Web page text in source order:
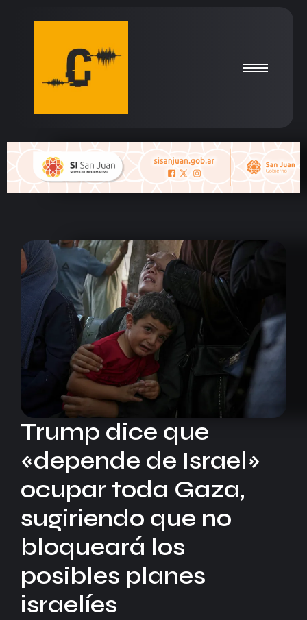
Trump dice que
«depende de Israel»
ocupar toda Gaza,
sugiriendo que no
bloqueará los
posibles planes
israelíes